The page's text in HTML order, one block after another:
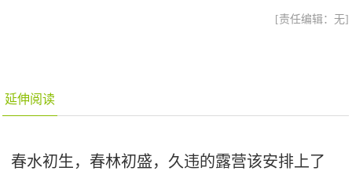
[责任编辑：无]
延伸阅读
春水初生，春林初盛，久违的露营该安排上了